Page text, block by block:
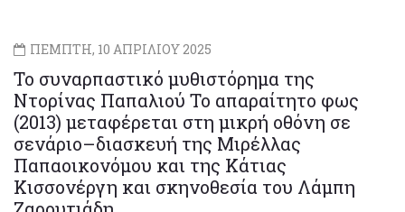
ΠΕΜΠΤΗ, 10 ΑΠΡΙΛΙΟΥ 2025
Το συναρπαστικό μυθιστόρημα της
Ντορίνας Παπαλιού To απαραίτητο φως
(2013) μεταφέρεται στη μικρή οθόνη σε
σενάριο–διασκευή της Μιρέλλας
Παπαοικονόμου και της Κάτιας
Κισσονέργη και σκηνοθεσία του Λάμπη